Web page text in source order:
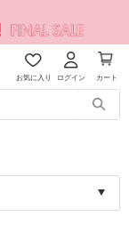
お気に入り ログイン カート